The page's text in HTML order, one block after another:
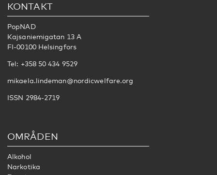
KONTAKT
PopNAD
Kajsaniemigatan 13 A
FI-00100 Helsingfors
Tel: +358 50 434 9529
mikaela.lindeman@nordicwelfare.org
ISSN 2984-2719
OMRÅDEN
Alkohol
Narkotika